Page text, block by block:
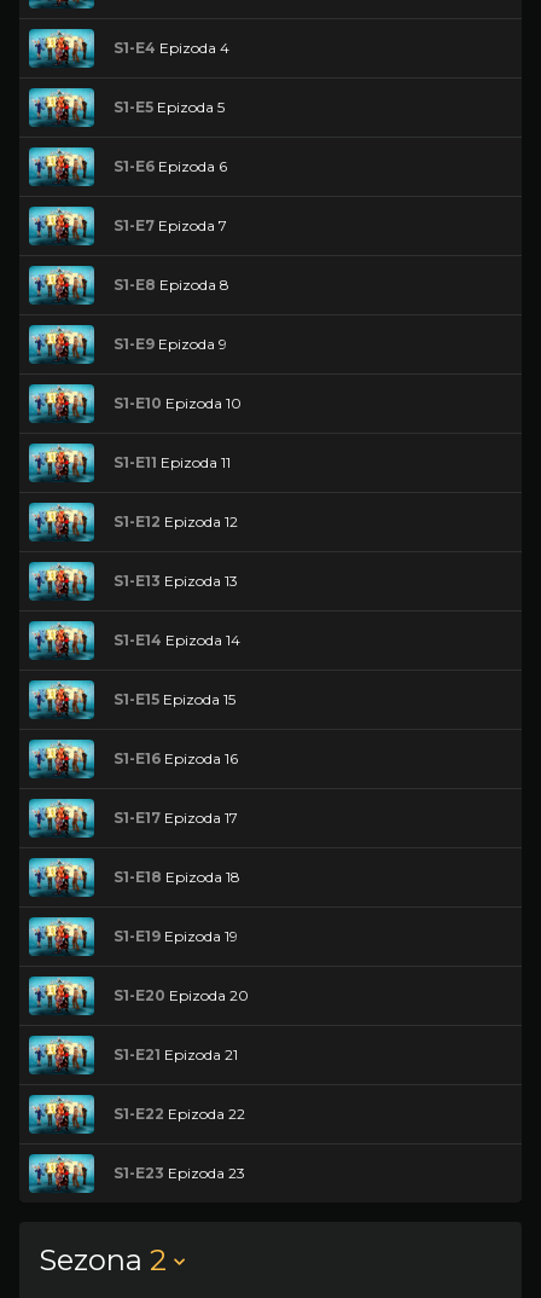
S1-E4 Epizoda 4
S1-E5 Epizoda 5
S1-E6 Epizoda 6
S1-E7 Epizoda 7
S1-E8 Epizoda 8
S1-E9 Epizoda 9
S1-E10 Epizoda 10
S1-E11 Epizoda 11
S1-E12 Epizoda 12
S1-E13 Epizoda 13
S1-E14 Epizoda 14
S1-E15 Epizoda 15
S1-E16 Epizoda 16
S1-E17 Epizoda 17
S1-E18 Epizoda 18
S1-E19 Epizoda 19
S1-E20 Epizoda 20
S1-E21 Epizoda 21
S1-E22 Epizoda 22
S1-E23 Epizoda 23
Sezona 2